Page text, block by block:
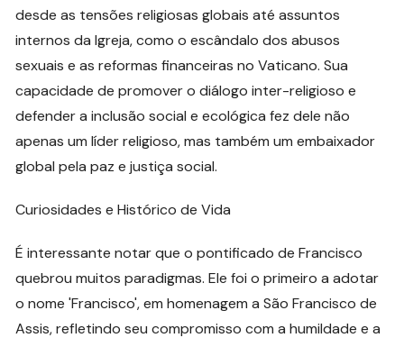
desde as tensões religiosas globais até assuntos
internos da Igreja, como o escândalo dos abusos
sexuais e as reformas financeiras no Vaticano. Sua
capacidade de promover o diálogo inter-religioso e
defender a inclusão social e ecológica fez dele não
apenas um líder religioso, mas também um embaixador
global pela paz e justiça social.
Curiosidades e Histórico de Vida
É interessante notar que o pontificado de Francisco
quebrou muitos paradigmas. Ele foi o primeiro a adotar
o nome 'Francisco', em homenagem a São Francisco de
Assis, refletindo seu compromisso com a humildade e a